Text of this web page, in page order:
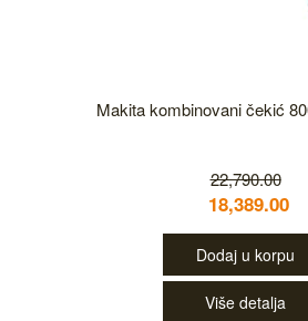
Makita kombinovani čekić
22,790.00
18,389.00
Dodaj u korpu
Više detalja